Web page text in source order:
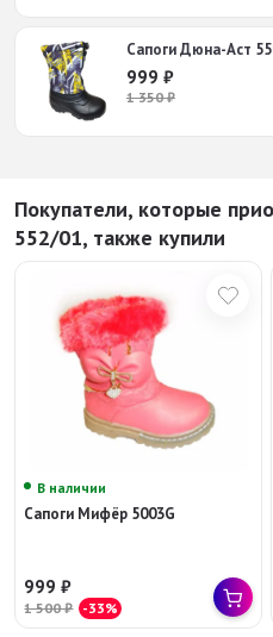
Сапоги Дюна-Аст
999 ₽
1 350₽
Покупатели, которые
552/01, также купили
В наличии
Сапоги Мифёр 5003G
999₽
1 500₽ -33%